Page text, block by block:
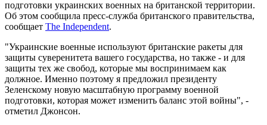
подготовки украинских военных на британской территории.
Об этом сообщила пресс-служба британского правительства,
сообщает The Independent.
"Украинские военные используют британские ракеты для
защиты суверенитета вашего государства, но также - и для
защиты тех же свобод, которые мы воспринимаем как
должное. Именно поэтому я предложил президенту
Зеленскому новую масштабную программу военной
подготовки, которая может изменить баланс этой войны", -
отметил Джонсон.